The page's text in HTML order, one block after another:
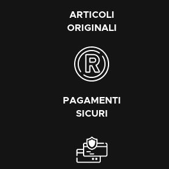
ARTICOLI
ORIGINALI
PAGAMENTI
SICURI